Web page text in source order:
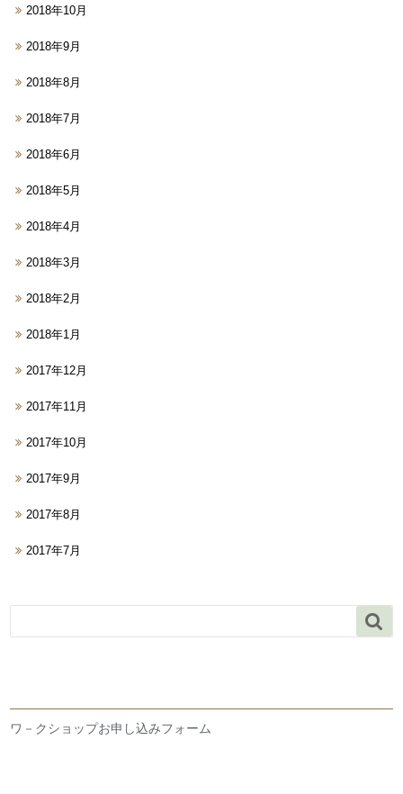
2018年10月
2018年9月
2018年8月
2018年7月
2018年6月
2018年5月
2018年4月
2018年3月
2018年2月
2018年1月
2017年12月
2017年11月
2017年10月
2017年9月
2017年8月
2017年7月

ワ－クショップお申し込みフォーム